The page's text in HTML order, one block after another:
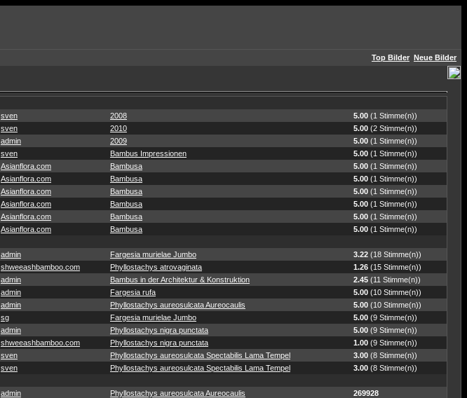
Top Bilder Neue Bilder
sven 2008 5.00 (1 Stimme(n))
sven 2010 5.00 (2 Stimme(n))
admin 2009 5.00 (1 Stimme(n))
sven Bambus Impressionen 5.00 (1 Stimme(n))
Asianflora.com Bambusa 5.00 (1 Stimme(n))
Asianflora.com Bambusa 5.00 (1 Stimme(n))
Asianflora.com Bambusa 5.00 (1 Stimme(n))
Asianflora.com Bambusa 5.00 (1 Stimme(n))
Asianflora.com Bambusa 5.00 (1 Stimme(n))
Asianflora.com Bambusa 5.00 (1 Stimme(n))
admin Fargesia murielae Jumbo 3.22 (18 Stimme(n))
shweeashbamboo.com Phyllostachys atrovaginata 1.26 (15 Stimme(n))
admin Bambus in der Architektur & Konstruktion 2.45 (11 Stimme(n))
admin Fargesia rufa 5.00 (10 Stimme(n))
admin Phyllostachys aureosulcata Aureocaulis 5.00 (10 Stimme(n))
sg Fargesia murielae Jumbo 5.00 (9 Stimme(n))
admin Phyllostachys nigra punctata 5.00 (9 Stimme(n))
shweeashbamboo.com Phyllostachys nigra punctata 1.00 (9 Stimme(n))
sven Phyllostachys aureosulcata Spectabilis Lama Tempel 3.00 (8 Stimme(n))
sven Phyllostachys aureosulcata Spectabilis Lama Tempel 3.00 (8 Stimme(n))
admin Phyllostachys aureosulcata Aureocaulis
269928